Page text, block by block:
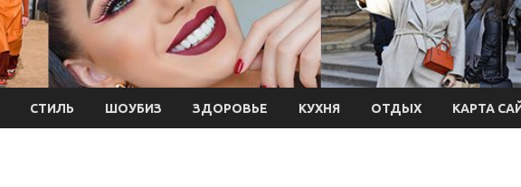
СТИЛЬ ШОУБИЗ ЗДОРОВЬЕ КУХНЯ ОТДЫХ КАРТА